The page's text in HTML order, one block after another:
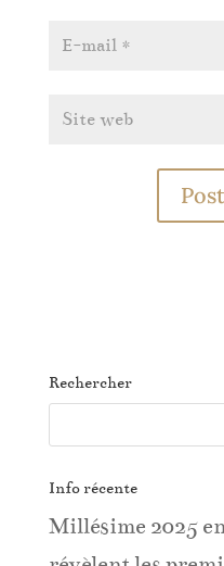
Rechercher
Info récente
Millésime 2025